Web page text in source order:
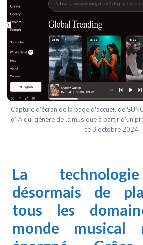
Capture d’écran de la page d'accueil de
d’IA qui génère de la musique à partir d’un
ce 3 octobre 2024
La
désormais de
tous les
monde musical